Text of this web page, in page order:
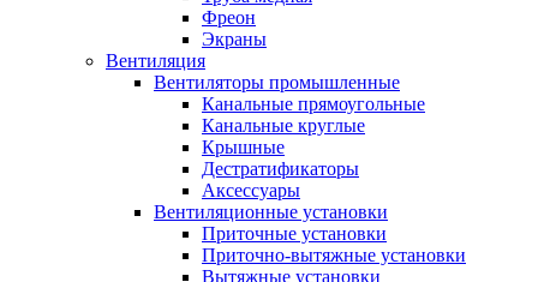
Фреон
Экраны
Вентиляция
Вентиляторы промышленные
Канальные прямоугольные
Канальные круглые
Крышные
Дестратификаторы
Аксессуары
Вентиляционные установки
Приточные установки
Приточно-вытяжные установки
Вытяжные установки